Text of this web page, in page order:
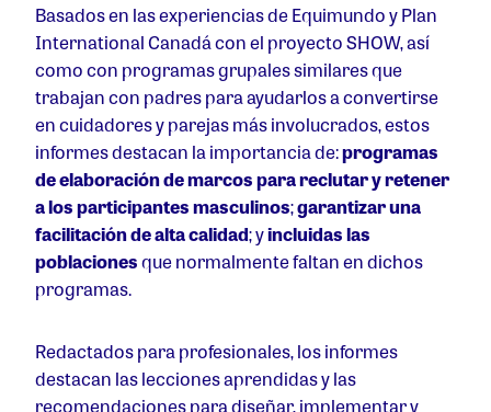
Basados en las experiencias de Equimundo y Plan
International Canadá con el proyecto SHOW, así
como con programas grupales similares que
trabajan con padres para ayudarlos a convertirse
en cuidadores y parejas más involucrados, estos
informes destacan la importancia de:programas
de elaboración de marcos parareclutar y retener
a los participantes masculinos;garantizar una
facilitación de alta calidad; yincluidas las
poblacionesque normalmente faltan en dichos
programas.
Redactados para profesionales, los informes
destacan las lecciones aprendidas y las
recomendaciones para diseñar, implementar y